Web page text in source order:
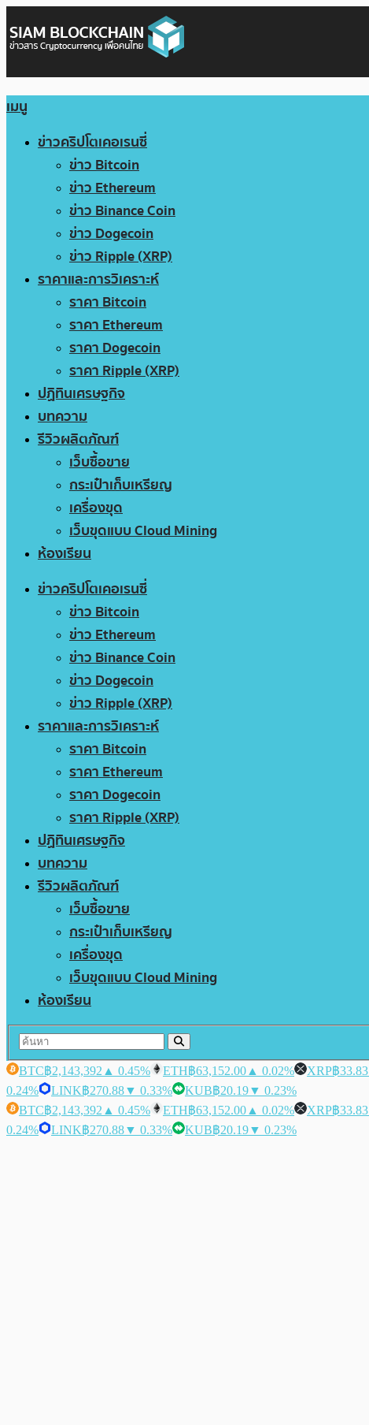
เมนู
ข่าวคริปโตเคอเรนซี่
ข่าว Bitcoin
ข่าว Ethereum
ข่าว Binance Coin
ข่าว Dogecoin
ข่าว Ripple (XRP)
ราคาและการวิเคราะห์
ราคา Bitcoin
ราคา Ethereum
ราคา Dogecoin
ราคา Ripple (XRP)
ปฏิทินเศรษฐกิจ
บทความ
รีวิวผลิตภัณฑ์
เว็บซื้อขาย
กระเป๋าเก็บเหรียญ
เครื่องขุด
เว็บขุดแบบ Cloud Mining
ห้องเรียน
ข่าวคริปโตเคอเรนซี่
ข่าว Bitcoin
ข่าว Ethereum
ข่าว Binance Coin
ข่าว Dogecoin
ข่าว Ripple (XRP)
ราคาและการวิเคราะห์
ราคา Bitcoin
ราคา Ethereum
ราคา Dogecoin
ราคา Ripple (XRP)
ปฏิทินเศรษฐกิจ
บทความ
รีวิวผลิตภัณฑ์
เว็บซื้อขาย
กระเป๋าเก็บเหรียญ
เครื่องขุด
เว็บขุดแบบ Cloud Mining
ห้องเรียน
BTC฿2,143,392 ▲ 0.45% ETH฿63,152.00 ▲ 0.02% XRP฿33.83
0.24%
LINK฿270.88▼ 0.33% KUB฿20.19▼ 0.23%
BTC฿2,143,392 ▲ 0.45% ETH฿63,152.00 ▲ 0.02% XRP฿33.83
0.24%
LINK฿270.88▼ 0.33% KUB฿20.19▼ 0.23%